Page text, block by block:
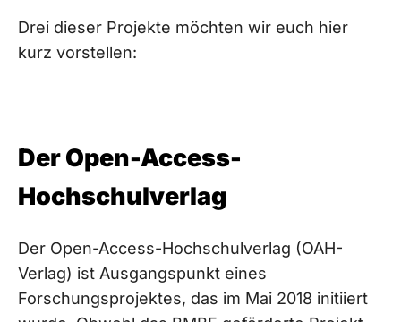
Drei dieser Projekte möchten wir euch hier
kurz vorstellen:
Der Open-Access-
Hochschulverlag
Der Open-Access-Hochschulverlag (OAH-
Verlag) ist Ausgangspunkt eines
Forschungsprojektes, das im Mai 2018 initiiert